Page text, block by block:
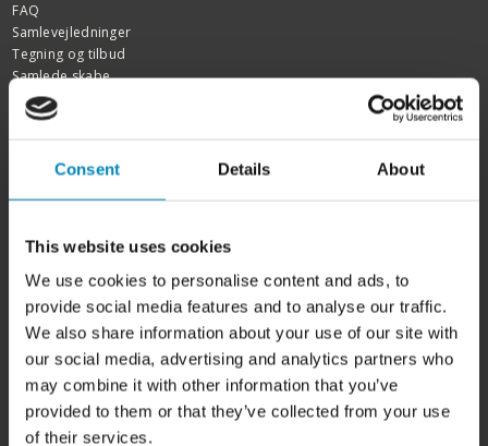
Consent Details About
This website uses cookies
We use cookies to personalise content and ads, to
provide social media features and to analyse our traffic.
We also share information about your use of our site with
our social media, advertising and analytics partners who
may combine it with other information that you’ve
provided to them or that they’ve collected from your use
of their services.
FAQ
Samlevejledninger
Tegning og tilbud
Samlede skabe
Garanti
Skabslåger - oversigt
Rengøring af fedtede låger
Køkken inspiration
Garderobe inspiration
Bordplader efter mål
Udskiftning af køkkenlåger
Showrooms
Outlet
Kampagner
Siemens StudioLine